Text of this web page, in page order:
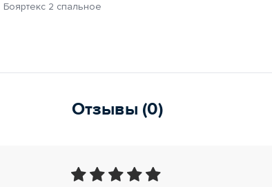
Бояртекс 2 спальное
Отзывы (0)